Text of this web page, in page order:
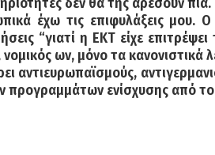
έχω τις επιφυλάξεις μου.
“γιατί η ΕΚΤ είχε
ων, μόνο τα κανονιστικά
προγραμμάτων ενίσχυσης από